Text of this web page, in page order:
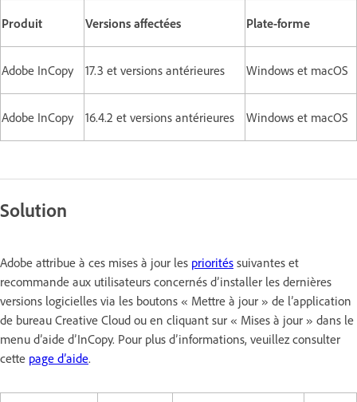
Produit Versions affectées Plate-forme
Adobe InCopy 17.3 et versions antérieures Windows et macOS
Adobe InCopy 16.4.2 et versions antérieures Windows et macOS
Solution
Adobe attribue à ces mises à jour les priorités suivantes et
recommande aux utilisateurs concernés d’installer les dernières
versions logicielles via les boutons « Mettre à jour » de l’application
de bureau Creative Cloud ou en cliquant sur « Mises à jour » dans le
menu d’aide d’InCopy. Pour plus d’informations, veuillez consulter
cette page d’aide.